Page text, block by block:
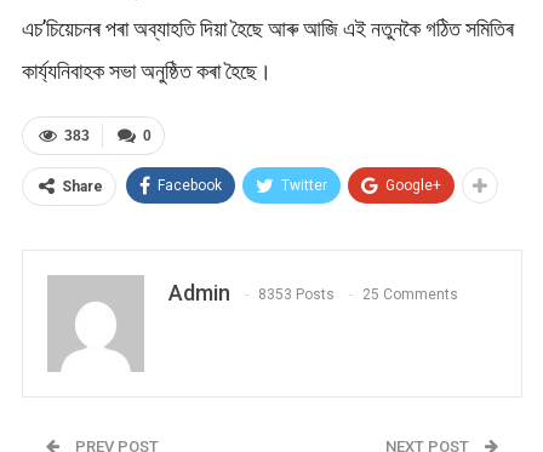
এচ’চিয়েচনৰ পৰা অব্যাহতি দিয়া হৈছে আৰু আজি এই নতুনকৈ গঠিত সমিতিৰ
কাৰ্য্যনিবাহক সভা অনুষ্ঠিত কৰা হৈছে।
0
383
Share Facebook Twitter Google+
Admin 8353 Posts 25 Comments
PREV POST NEXT POST